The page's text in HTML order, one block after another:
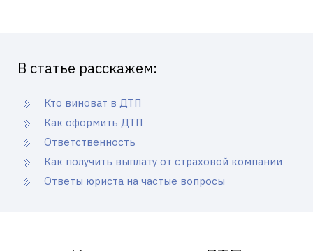
В статье расскажем:
Кто виноват в ДТП
Как оформить ДТП
Ответственность
Как получить выплату от страховой компании
Ответы юриста на частые вопросы